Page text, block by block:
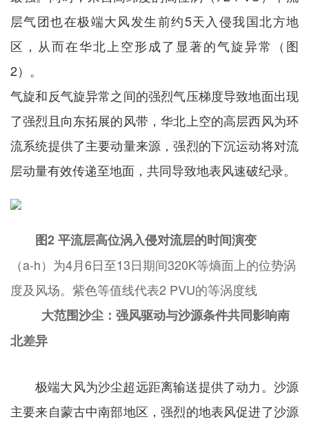
层气团也在极端大风发生前约5天入侵我国北方地
区，从而在华北上空形成了显著的气旋异常（图
2）。
气旋和反气旋异常之间的强烈气压梯度导致地面出现
了强烈且向东拓展的风带，华北上空的高层西风为环
流系统提供了主要动量来源，强烈的下沉运动将对流
层动量有效传递至地面，共同导致地表风速破纪录。
图2 平流层高位涡入侵对流层的时间演变
（a-h）为4月6日至13日期间320K等熵面上的位势涡
度及风场。紫色等值线代表2 PVU的等涡度线
大范围沙尘：强风驱动与沙源条件共同影响南
北差异
极端大风为沙尘超远距离输送提供了动力。沙源
主要来自蒙古中南部地区，强烈的地表风促进了沙源